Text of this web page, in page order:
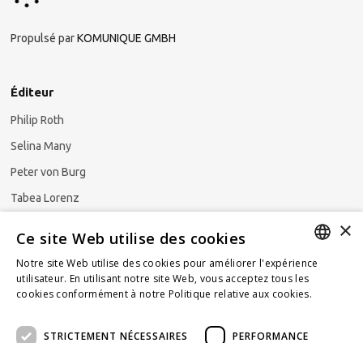
Propulsé parKOMUNIQUE GMBH
Éditeur
Philip Roth
Selina Many
Peter von Burg
Tabea Lorenz
S'abonner à la newsletter
GERMAN
FRENCH
×
Ce site Web utilise des cookies
Notre site Web utilise des cookies pour améliorer l'expérience
utilisateur. En utilisant notre site Web, vous acceptez tous les
cookies conformément à notre Politique relative aux cookies.
STRICTEMENT NÉCESSAIRES
PERFORMANCE